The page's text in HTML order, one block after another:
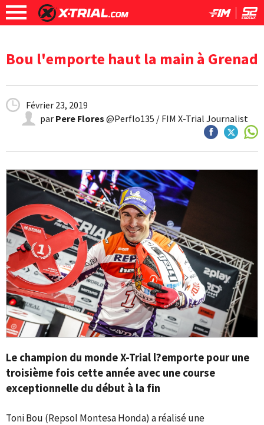
Bou l'emporte haut la main à Grenad
Février 23, 2019
par Pere Flores @Perflo135 / FIM X-Trial Journalist
Le champion du monde X-Trial l?emporte pour une
troisième fois cette année avec une course
exceptionnelle du début à la fin
Toni Bou (Repsol Montesa Honda) a réalisé une